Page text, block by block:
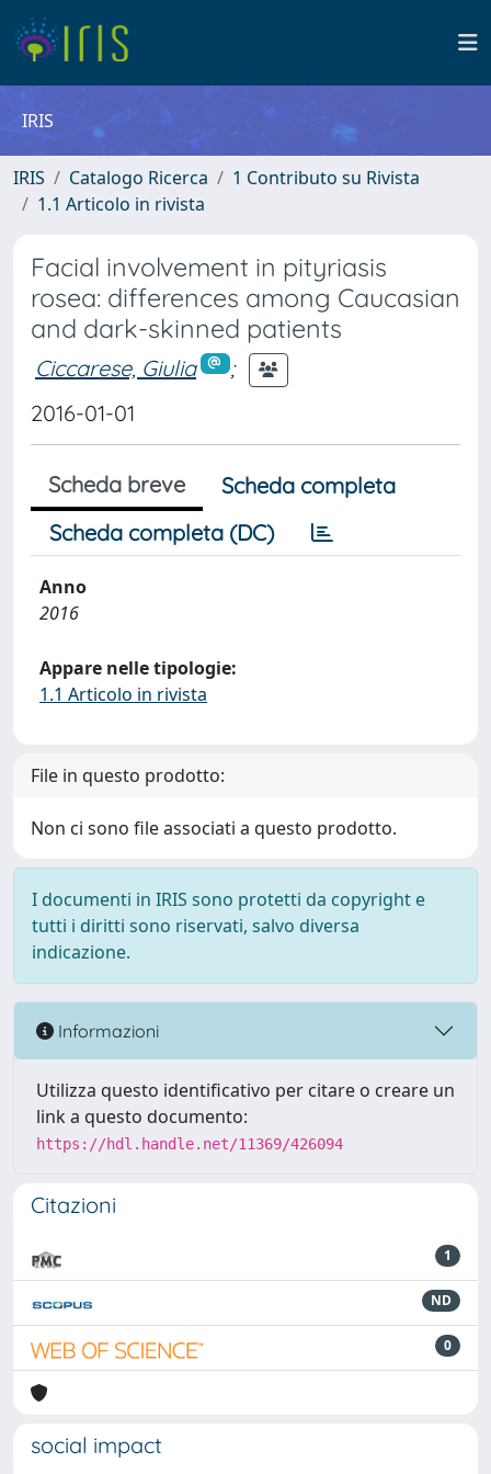
IRIS
IRIS Catalogo Ricerca
1 Contributo su Rivista
1.1 Articolo in rivista
Facial involvement in pityriasis
rosea: differences among Caucasian
and dark-skinned patients
Ciccarese, Giulia
;
2016-01-01
Scheda breve
Scheda completa
Scheda completa (DC)
Anno
2016
Appare nelle tipologie:
1.1 Articolo in rivista
File in questo prodotto:
Non ci sono file associati a questo prodotto.
I documenti in IRIS sono protetti da copyright e
tutti i diritti sono riservati, salvo diversa
indicazione.
Informazioni
Utilizza questo identificativo per citare o creare un
link a questo documento:
https://hdl.handle.net/11369/426094
Citazioni
1
ND
0
social impact